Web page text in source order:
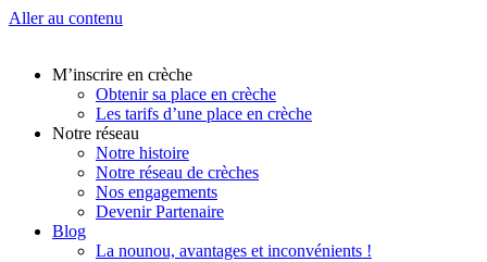
Aller au contenu
M’inscrire en crèche
Obtenir sa place en crèche
Les tarifs d’une place en crèche
Notre réseau
Notre histoire
Notre réseau de crèches
Nos engagements
Devenir Partenaire
Blog
La nounou, avantages et inconvénients !